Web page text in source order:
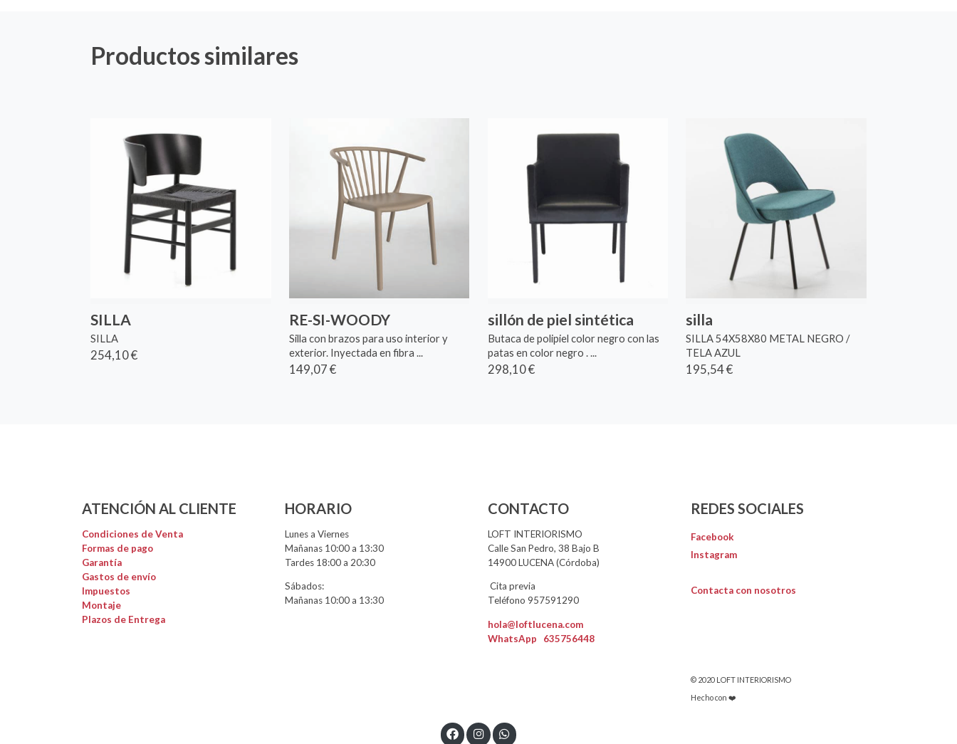
Productos similares
SILLA
SILLA
254,10 €
RE-SI-WOODY
Silla con brazos para uso interior y
exterior. Inyectada en fibra ...
149,07 €
sillón de piel sintética
Butaca de polipiel color negro con las
patas en color negro . ...
298,10 €
silla
SILLA 54X58X80 METAL NEGRO /
TELA AZUL
195,54 €
ATENCIÓN AL CLIENTE
Condiciones de Venta
Formas de pago
Garantía
Gastos de envío
Impuestos
Montaje
Plazos de Entrega
HORARIO
Lunes a Viernes
Mañanas 10:00 a 13:30
Tardes 18:00 a 20:30
Sábados:
Mañanas 10:00 a 13:30
CONTACTO
LOFT INTERIORISMO
Calle San Pedro, 38 Bajo B
14900 LUCENA (Córdoba)
Cita previa
Teléfono 957591290
hola@loftlucena.com
WhatsApp 635756448
REDES SOCIALES
Facebook
Instagram
Contacta con nosotros
© 2020 LOFT INTERIORISMO
Hecho con ❤️